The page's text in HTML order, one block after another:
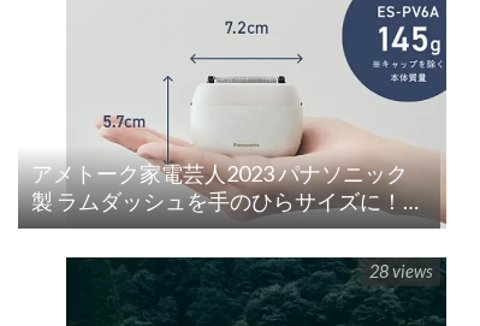
アメトーク家電芸人2023 パナソニック
製 ラムダッシュを手のひらサイズに！
ラムダッシュ パームイン5枚刃(ES-PV3A-
28 views